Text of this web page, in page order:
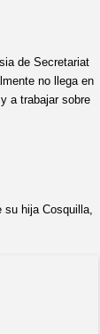
de Secretariat
no llega en
a trabajar sobre
hija Cosquilla,